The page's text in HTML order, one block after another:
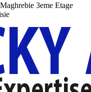
3eme Etage